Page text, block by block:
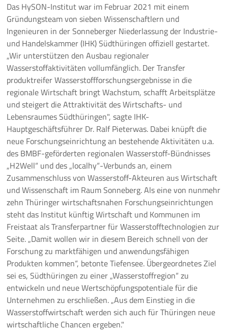
Mehr
Das HySON-Institut war im Februar 2021 mit einem
Gründungsteam von sieben Wissenschaftlern und
Ingenieuren in der Sonneberger Niederlassung der Industrie-
und Handelskammer (IHK) Südthüringen offiziell gestartet.
„Wir unterstützen den Ausbau regionaler
Wasserstoffaktivitäten vollumfänglich. Der Transfer
produktreifer Wasserstoffforschungsergebnisse in die
regionale Wirtschaft bringt Wachstum, schafft Arbeitsplätze
und steigert die Attraktivität des Wirtschafts- und
Lebensraumes Südthüringen", sagte IHK-
Hauptgeschäftsführer Dr. Ralf Pieterwas. Dabei knüpft die
neue Forschungseinrichtung an bestehende Aktivitäten u.a.
des BMBF-geförderten regionalen Wasserstoff-Bündnisses
„H2Well“ und des „localhy“-Verbunds an, einem
Zusammenschluss von Wasserstoff-Akteuren aus Wirtschaft
und Wissenschaft im Raum Sonneberg. Als eine von nunmehr
zehn Thüringer wirtschaftsnahen Forschungseinrichtungen
steht das Institut künftig Wirtschaft und Kommunen im
Freistaat als Transferpartner für Wasserstofftechnologien zur
Seite. „Damit wollen wir in diesem Bereich schnell von der
Forschung zu marktfähigen und anwendungsfähigen
Produkten kommen“, betonte Tiefensee. Übergeordnetes Ziel
sei es, Südthüringen zu einer „Wasserstoffregion“ zu
entwickeln und neue Wertschöpfungspotentiale für die
Unternehmen zu erschließen. „Aus dem Einstieg in die
Wasserstoffwirtschaft werden sich auch für Thüringen neue
wirtschaftliche Chancen ergeben."